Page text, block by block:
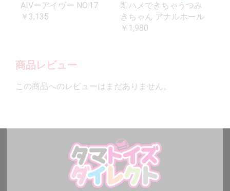
AIVーアイヴー NO.17
￥3,135
即ハメできちゃうつみ
きちゃん アナルホール
￥1,980
商品レビュー
この商品へのレビューはまだありません。